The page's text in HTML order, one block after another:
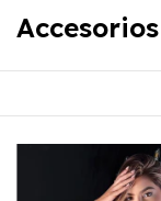
Accesorios